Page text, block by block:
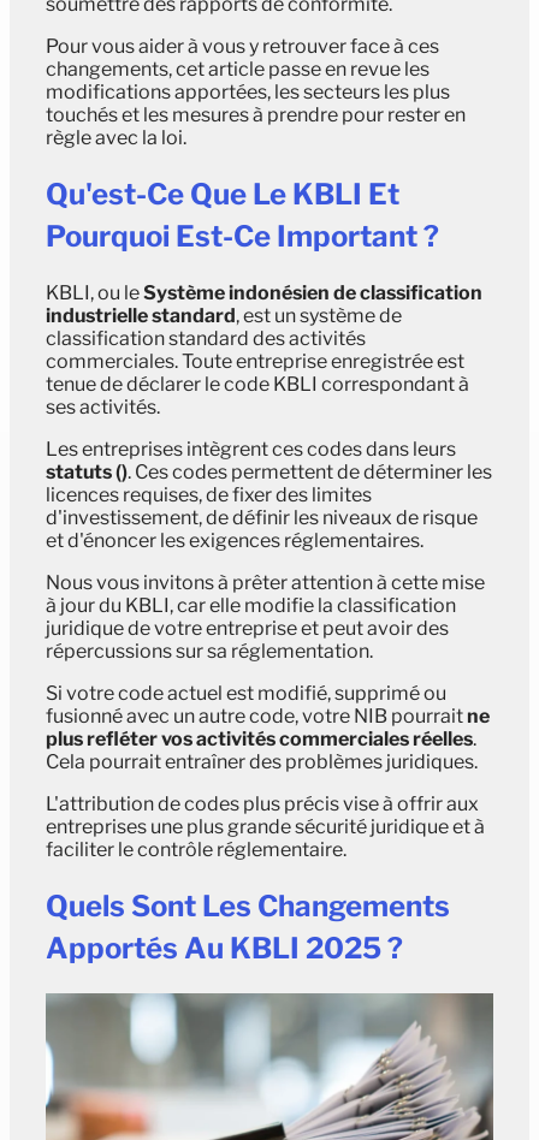
soumettre des rapports de conformité.
Pour vous aider à vous y retrouver face à ces
changements, cet article passe en revue les
modifications apportées, les secteurs les plus
touchés et les mesures à prendre pour rester en
règle avec la loi.
Qu'est-Ce Que Le KBLI Et
Pourquoi Est-Ce Important ?
KBLI, ou leSystème indonésien de classification
industrielle standard, est un système de
classification standard des activités
commerciales. Toute entreprise enregistrée est
tenue de déclarer le code KBLI correspondant à
ses activités.
Les entreprises intègrent ces codes dans leurs
statuts (). Ces codes permettent de déterminer les
licences requises, de fixer des limites
d'investissement, de définir les niveaux de risque
et d'énoncer les exigences réglementaires.
Nous vous invitons à prêter attention à cette mise
à jour du KBLI, car elle modifie la classification
juridique de votre entreprise et peut avoir des
répercussions sur sa réglementation.
Si votre code actuel est modifié, supprimé ou
fusionné avec un autre code, votre NIB pourrait ne
plus refléter vos activités commerciales réelles.
Cela pourrait entraîner des problèmes juridiques.
L'attribution de codes plus précis vise à offrir aux
entreprises une plus grande sécurité juridique et à
faciliter le contrôle réglementaire.
Quels Sont Les Changements
Apportés Au KBLI 2025 ?